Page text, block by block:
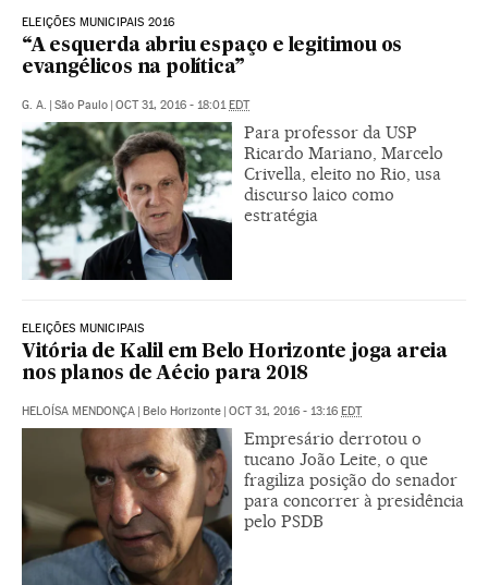
ELEIÇÕES MUNICIPAIS 2016
“A esquerda abriu espaço e legitimou os
evangélicos na política”
G. A. | São Paulo | OCT 31, 2016 - 18:01EDT
Para professor da USP
Ricardo Mariano, Marcelo
Crivella, eleito no Rio, usa
discurso laico como
estratégia
ELEIÇÕES MUNICIPAIS
Vitória de Kalil em Belo Horizonte joga areia
nos planos de Aécio para 2018
HELOÍSA MENDONÇA | Belo Horizonte | OCT 31, 2016 - 13:16 EDT
Empresário derrotou o
tucano João Leite, o que
fragiliza posição do senador
para concorrer à presidência
pelo PSDB